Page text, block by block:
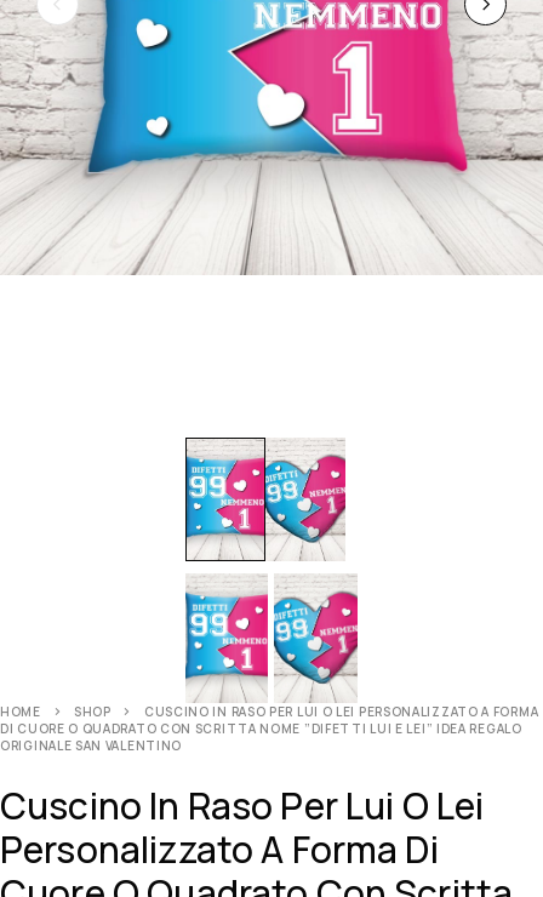
HOME SHOP
CUSCINO IN RASO PER LUI O LEI PERSONALIZZATO A FORMA
DI CUORE O QUADRATO CON SCRITTA NOME ”DIFETTI LUI E LEI” IDEA REGALO
ORIGINALE SAN VALENTINO
Cuscino In Raso Per Lui O Lei
Personalizzato A Forma Di